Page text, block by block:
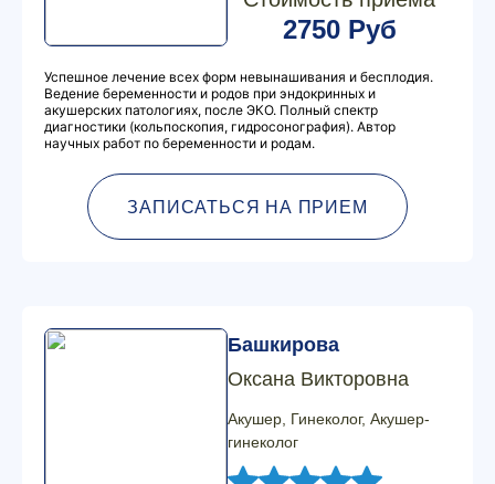
2750 Руб
Успешное лечение всех форм невынашивания и бесплодия.
Ведение беременности и родов при эндокринных и
акушерских патологиях, после ЭКО. Полный спектр
диагностики (кольпоскопия, гидросонография). Автор
научных работ по беременности и родам.
ЗАПИСАТЬСЯ НА ПРИЕМ
Башкирова
Оксана Викторовна
Акушер, Гинеколог, Акушер-
гинеколог